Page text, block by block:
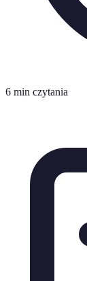
6 min czytania